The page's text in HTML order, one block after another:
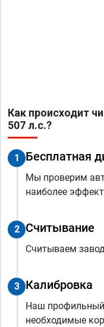
Как происходит
507 л.с.?
1 Бесплатная
Мы проверим
наиболее
2 Считывание
Считываем
3 Калибровка
Наш
необходимые